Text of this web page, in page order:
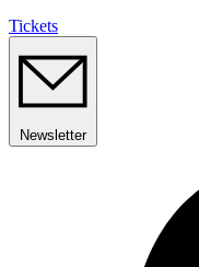
Tickets
Newsletter